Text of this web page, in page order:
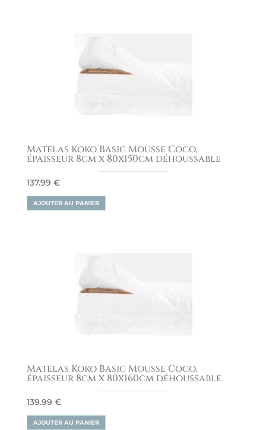
Matelas Koko Basic Mousse Coco,
épaisseur 8cm x 80x150cm déhoussable
137.99 €
AJOUTER AU PANIER
Matelas Koko Basic Mousse Coco,
épaisseur 8cm x 80x160cm déhoussable
139.99 €
AJOUTER AU PANIER